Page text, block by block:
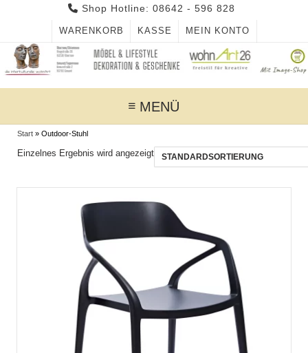
Shop Hotline: 08642 - 596 828
WARENKORB KASSE MEIN KONTO
MENÜ
Start » Outdoor-Stuhl
Einzelnes Ergebnis wird angezeigt